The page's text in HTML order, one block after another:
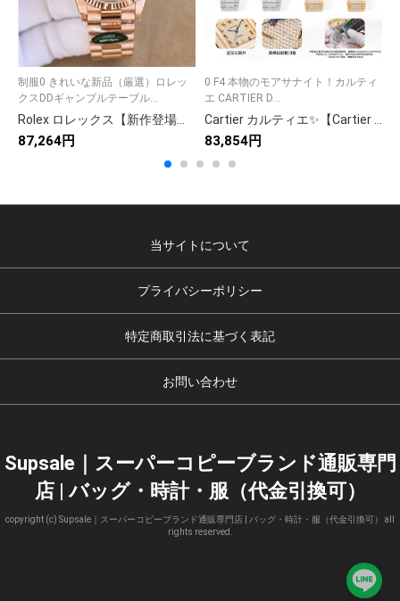
制服0 きれいな新品（厳選）ロレッ
クスDDギャンブルテーブル...
87,264円
0 F4 本物のモアサナイト！カルティ
エ CARTIER D...
83,854円
当サイトについて
プライバシーポリシー
特定商取引法に基づく表記
お問い合わせ
Supsale｜スーパーコピーブランド通販専門
店 | バッグ・時計・服（代金引換可）
copyright (c) Supsale｜スーパーコピーブランド通販専門店 | バッグ・時計・服（代金引換可） all
rights reserved.